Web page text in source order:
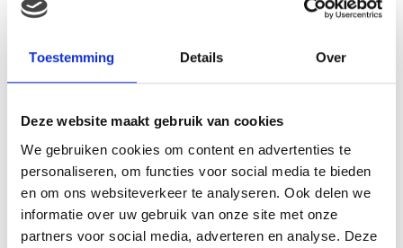
Toestemming Details Over
Deze website maakt gebruik van cookies
We gebruiken cookies om content en advertenties te
personaliseren, om functies voor social media te bieden
en om ons websiteverkeer te analyseren. Ook delen we
informatie over uw gebruik van onze site met onze
partners voor social media, adverteren en analyse. Deze